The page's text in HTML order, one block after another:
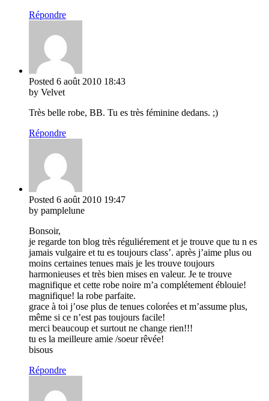
Répondre
Posted 6 août 2010 18:43
by Velvet
Très belle robe, BB. Tu es très féminine dedans. ;)
Répondre
Posted 6 août 2010 19:47
by pamplelune
Bonsoir,
je regarde ton blog très réguliérement et je trouve que tu n es
jamais vulgaire et tu es toujours class’. après j’aime plus ou
moins certaines tenues mais je les trouve toujours
harmonieuses et très bien mises en valeur. Je te trouve
magnifique et cette robe noire m’a complétement éblouie!
magnifique! la robe parfaite.
grace à toi j’ose plus de tenues colorées et m’assume plus,
même si ce n’est pas toujours facile!
merci beaucoup et surtout ne change rien!!!
tu es la meilleure amie /soeur rêvée!
bisous
Répondre